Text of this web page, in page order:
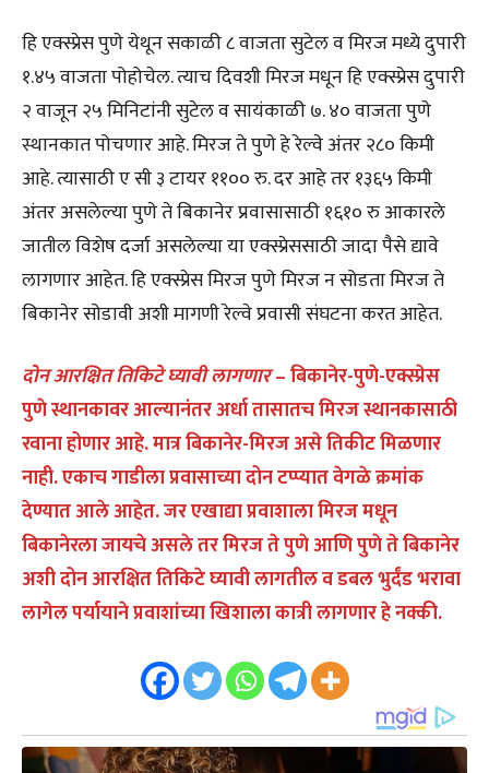
हि एक्स्प्रेस पुणे येथून सकाळी ८ वाजता सुटेल व मिरज मध्ये दुपारी
१.४५ वाजता पोहोचेल. त्याच दिवशी मिरज मधून हि एक्स्प्रेस दुपारी
२ वाजून २५ मिनिटांनी सुटेल व सायंकाळी ७. ४० वाजता पुणे
स्थानकात पोचणार आहे. मिरज ते पुणे हे रेल्वे अंतर २८० किमी
आहे. त्यासाठी ए सी ३ टायर ११०० रु. दर आहे तर १३६५ किमी
अंतर असलेल्या पुणे ते बिकानेर प्रवासासाठी १६१० रु आकारले
जातील विशेष दर्जा असलेल्या या एक्स्प्रेससाठी जादा पैसे द्यावे
लागणार आहेत. हि एक्स्प्रेस मिरज पुणे मिरज न सोडता मिरज ते
बिकानेर सोडावी अशी मागणी रेल्वे प्रवासी संघटना करत आहेत.
दोन आरक्षित तिकिटे घ्यावी लागणार– बिकानेर-पुणे-एक्स्प्रेस
पुणे स्थानकावर आल्यानंतर अर्धा तासातच मिरज स्थानकासाठी
रवाना होणार आहे. मात्र बिकानेर-मिरज असे तिकीट मिळणार
नाही. एकाच गाडीला प्रवासाच्या दोन टप्प्यात वेगळे क्रमांक
देण्यात आले आहेत. जर एखाद्या प्रवाशाला मिरज मधून
बिकानेरला जायचे असले तर मिरज ते पुणे आणि पुणे ते बिकानेर
अशी दोन आरक्षित तिकिटे घ्यावी लागतील व डबल भुर्दंड भरावा
लागेल पर्यायाने प्रवाशांच्या खिशाला कात्री लागणार हेनक्की.